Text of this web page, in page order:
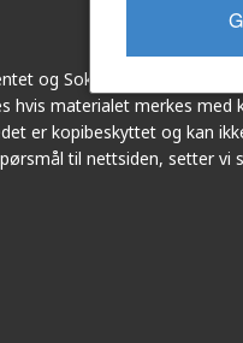
og Sokkeldirektoratet i
hvis materialet merkes med
er kopibeskyttet og kan
til nettsiden, setter vi